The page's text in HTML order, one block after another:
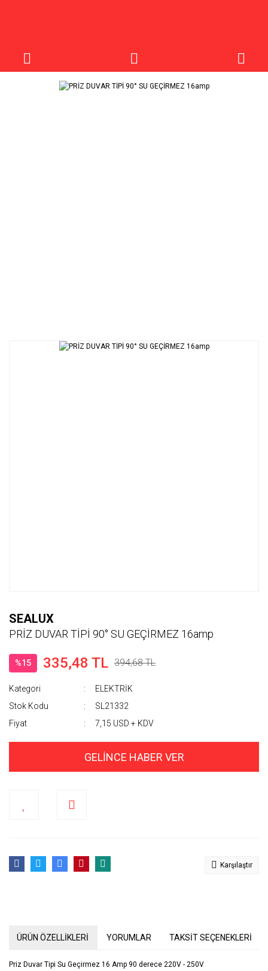
SEALUX
PRİZ DUVAR TİPİ 90° SU GEÇİRMEZ 16amp
%15 335,48 TL 394,68 TL
Kategori
ELEKTRİK
Stok Kodu
SL21332
Fiyat
7,15 USD + KDV
GELİNCE HABER VER
Karşılaştır
ÜRÜN ÖZELLİKLERİ YORUMLAR TAKSİT SEÇENEKLERİ
Priz Duvar Tipi Su Geçirmez 16 Amp 90 derece 220V - 250V